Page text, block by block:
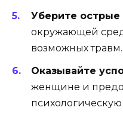
Уберите
окружающей
возможных травм.
Оказывайте
женщине и
психологическую